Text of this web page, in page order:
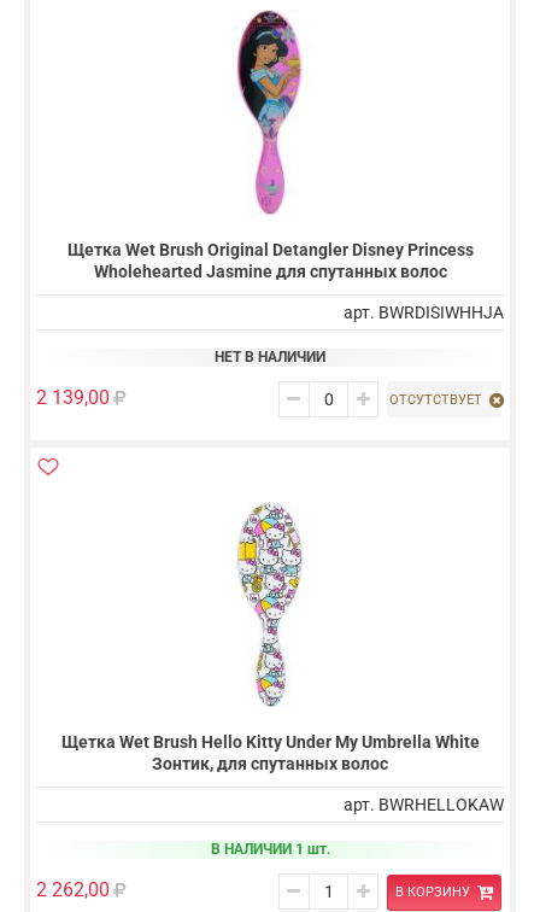
Щетка Wet Brush Original Detangler Disney Princess
Wholehearted Jasmine для спутанных волос
арт. BWRDISIWHHJA
НЕТ В НАЛИЧИИ
2 139,00 ОТСУТСТВУЕТ
Щетка Wet Brush Hello Kitty Under My Umbrella White
Зонтик, для спутанных волос
арт. BWRHELLOKAW
В НАЛИЧИИ 1 шт.
2 262,00 В КОРЗИНУ